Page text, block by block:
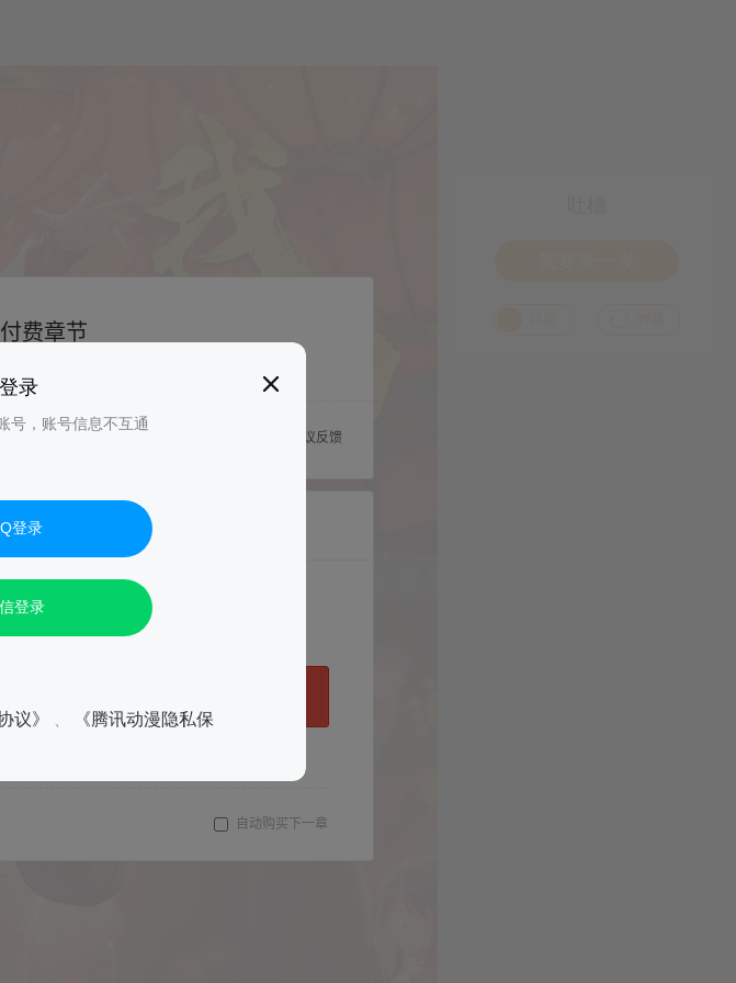
录
号，账号信息不互通
登录
登录
议》
《腾讯动漫隐私保